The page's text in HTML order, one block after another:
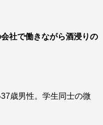
社で働きながら酒浸りの
歳男性。学生同士の微